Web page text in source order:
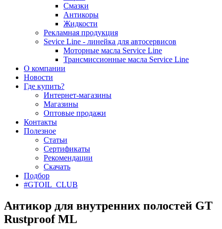
Смазки
Антикоры
Жидкости
Рекламная продукция
Sevice Line - линейка для автосервисов
Моторные масла Service Line
Трансмиссионные масла Service Line
О компании
Новости
Где купить?
Интернет-магазины
Магазины
Оптовые продажи
Контакты
Полезное
Статьи
Сертификаты
Рекомендации
Скачать
Подбор
#GTOIL_CLUB
Антикор для внутренних полостей GT
Rustproof ML